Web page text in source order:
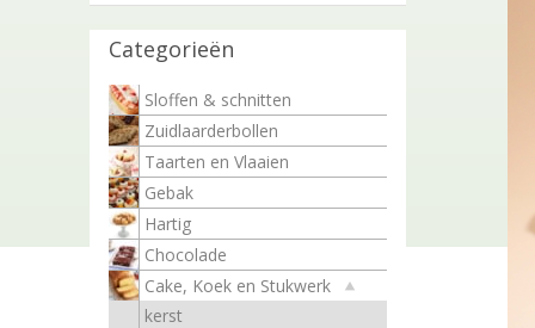
Categorieën
Sloffen & schnitten
Zuidlaarderbollen
Taarten en Vlaaien
Gebak
Hartig
Chocolade
Cake, Koek en Stukwerk
kerst